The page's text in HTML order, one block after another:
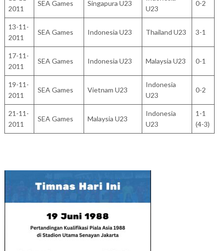
2011
SEA Games Singapura U23
U23
0-2
13-11-
2011
SEA Games Indonesia U23 Thailand U23 3-1
17-11-
2011
SEA Games Indonesia U23 Malaysia U23 0-1
19-11-
2011
SEA Games Vietnam U23
Indonesia
U23
0-2
21-11-
2011
SEA Games Malaysia U23
Indonesia
U23
1-1
(4-3)